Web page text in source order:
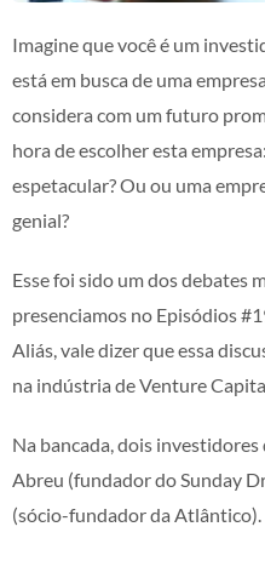
Imagine que você é um
está em busca de uma
considera com um futuro
hora de escolher esta
espetacular? Ou ou uma
genial?
Esse foi sido um dos debates
presenciamos no Episódios
Aliás, vale dizer que essa
na indústria de Venture
Na bancada, dois
Abreu (fundador do Sunday
(sócio-fundador da Atlântico).